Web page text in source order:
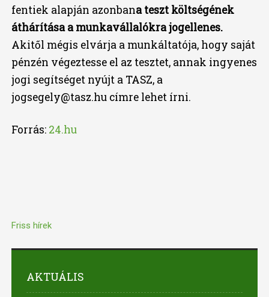
fentiek alapján azonbana teszt költségének
áthárítása a munkavállalókra jogellenes.
Akitől mégis elvárja a munkáltatója, hogy saját
pénzén végeztesse el az tesztet, annak ingyenes
jogi segítséget nyújt a TASZ, a
jogsegely@tasz.hu címre lehet írni.
Forrás: 24.hu
Friss hírek
AKTUÁLIS